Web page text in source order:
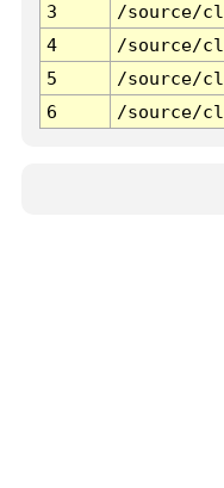
3
/source/
4
/source/
5
/source/
6
/source/